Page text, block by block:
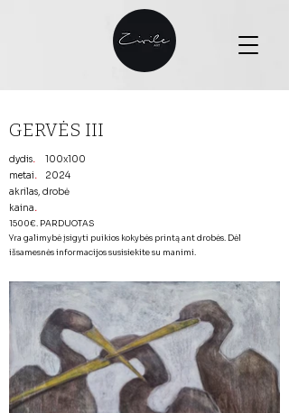
GERVĖS III
dydis.
100x100
metai.
2024
akrilas, drobė
kaina.
1500€. PARDUOTAS
Yra galimybė įsigyti puikios kokybės printą ant drobės. Dėl
išsamesnės informacijos susisiekite su manimi.